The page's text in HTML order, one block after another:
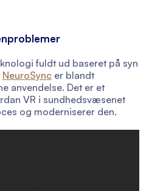
fuldt ud baseret på syn
NeuroSync er blandt
anvendelse. Det er et
VR i sundhedsvæsenet
og moderniserer den.